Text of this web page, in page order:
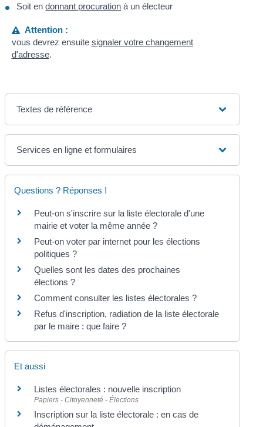
Soit endonnant procuration à un électeur
Attention :
vous devrez ensuite signaler votre changement
d'adresse.
Textes de référence
Services en ligne et formulaires
Questions ? Réponses !
Peut-on s'inscrire sur la liste électorale d'une
mairie et voter la même année ?
Peut-on voter par internet pour les élections
politiques ?
Quelles sont les dates des prochaines
élections ?
Comment consulter les listes électorales ?
Refus d'inscription, radiation de la liste électorale
par le maire : que faire ?
Et aussi
Listes électorales : nouvelle inscription
Papiers - Citoyenneté - Élections
Inscription sur la liste électorale : en cas de